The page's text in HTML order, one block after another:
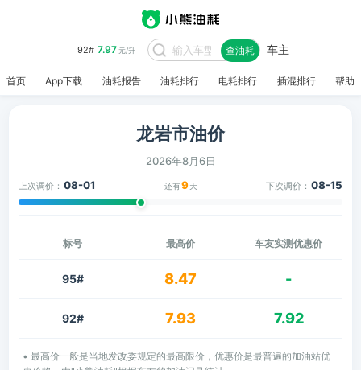
92# 7.97元/升 查油耗 车主
首页 App下载 油耗报告 油耗排行 电耗排行 插混排行 帮助
龙岩市油价
2026年8月6日
上次调价： 08-01 还有9 天 下次调价： 08-15
标号 最高价 车友实测优惠价
95# 8.47 -
92# 7.93 7.92
• 最高价一般是当地发改委规定的最高限价，优惠价是最普遍的加油站优